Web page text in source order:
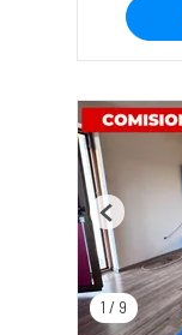
1 / 9
Previous